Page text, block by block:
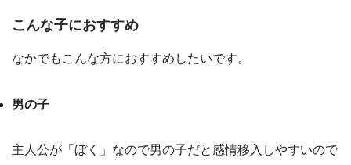
こんな子におすすめ
なかでもこんな方におすすめしたいです。
男の子
主人公が「ぼく」なので男の子だと感情移入しやすいので